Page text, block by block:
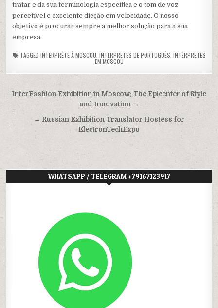
tratar e da sua terminologia específica e o tom de voz
percetível e excelente dicção em velocidade. O nosso
objetivo é procurar sempre a melhor solução para a sua
empresa.
TAGGED INTERPRÈTE À MOSCOU INTÉRPRETES DE PORTUGUÊS INTÉRPRETES
EM MOSCOU
Post
navigation
InterFashion Exhibition in Moscow: The Epicenter of Style
and Innovation →
← Russian Exhibition Translator Hostess for
ElectronTechExpo
WHATSAPP / TELEGRAM +79167123917